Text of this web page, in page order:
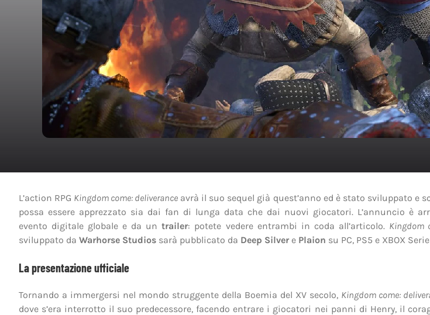
L’action RPG Kingdom come: deliverance avrà il suo sequel già quest’anno ed è stato sviluppato e
possa essere apprezzato sia dai fan di lunga data che dai nuovi giocatori. L’annuncio è
evento digitale globale e da untrailer: potete vedere entrambi in coda all’articolo. Kingdom
sviluppato da Warhorse Studios sarà pubblicato da Deep Silver e Plaion su PC, PS5 e XBOX
La presentazione ufficiale
Tornando a immergersi nel mondo struggente della Boemia del XV secolo, Kingdom come:
dove s’era interrotto il suo predecessore, facendo entrare i giocatori nei panni di Henry, il